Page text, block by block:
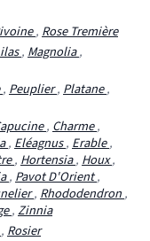
, Rose Tremière
, Magnolia,
, Peuplier, Platane,
, Charme,
, Eléagnus, Erable,
, Hortensia, Houx,
, Pavot D'Orient,
, Rhododendron,
,Zinnia
, Rosier